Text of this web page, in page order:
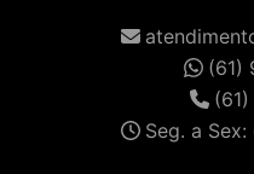
(61)
Seg. a